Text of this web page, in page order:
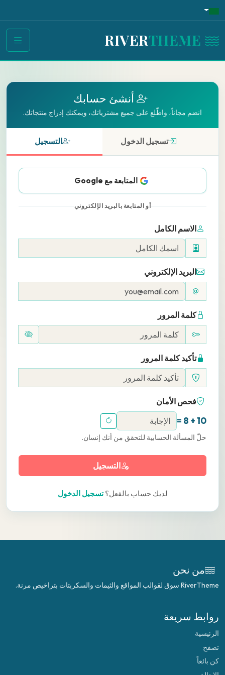
THEME
أنشئ حسابك
انضم مجاناً، واطّلع على جميع مشترياتك، ويمكنك إدراج منتجاتك.
تسجيل الدخول التسجيل
المتابعة مع Google
أو المتابعة بالبريد الإلكتروني
الاسم الكامل
البريد الإلكتروني
كلمة المرور
تأكيد كلمة المرور
فحص الأمان
10 + 8 =
حلّ المسألة الحسابية للتحقق من أنك إنسان.
التسجيل
لديك حساب بالفعل؟تسجيل الدخول
من نحن
RiverTheme سوق لقوالب المواقع والثيمات والسكربتات بتراخيص مرنة.
روابط سريعة
الرئيسية
تصفح
كن بائعاً